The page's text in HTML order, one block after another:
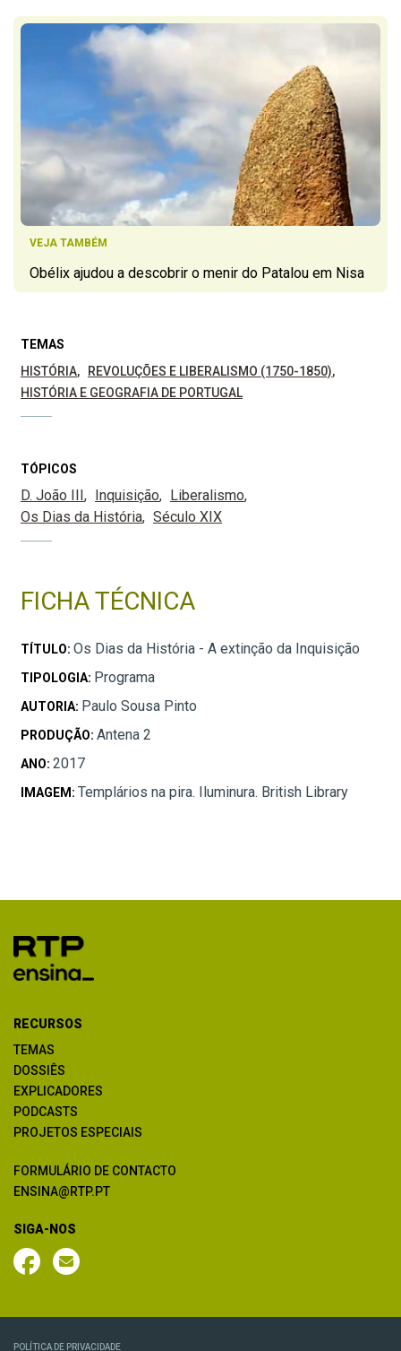
VEJA TAMBÉM
Obélix ajudou a descobrir o menir do Patalou em Nisa
TEMAS
HISTÓRIA
REVOLUÇÕES E LIBERALISMO (1750-1850)
HISTÓRIA E GEOGRAFIA DE PORTUGAL
TÓPICOS
D. João III Inquisição
Liberalismo
Os Dias da História
Século XIX
FICHA TÉCNICA
TÍTULO: Os Dias da História - A extinção da Inquisição
TIPOLOGIA: Programa
AUTORIA: Paulo Sousa Pinto
PRODUÇÃO: Antena 2
ANO: 2017
IMAGEM: Templários na pira. Iluminura. British Library
RECURSOS
TEMAS
DOSSIÊS
EXPLICADORES
PODCASTS
PROJETOS ESPECIAIS
FORMULÁRIO DE CONTACTO
ENSINA@RTP.PT
SIGA-NOS
POLÍTICA DE PRIVACIDADE